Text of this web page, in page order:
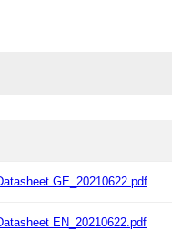
GE_20210622.pdf
EN_20210622.pdf